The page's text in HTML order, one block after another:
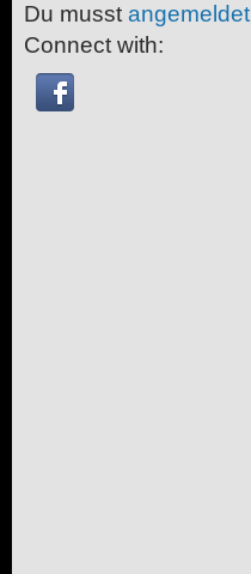
Du musst angemeldet
Connect with: